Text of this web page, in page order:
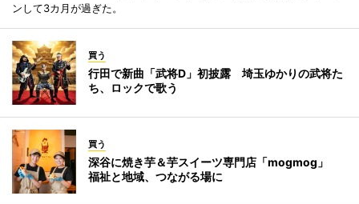
ンして3カ月が過ぎた。
買う
行田で新曲「武将D」初披露 埼玉ゆかりの武将た
ち、ロックで歌う
買う
深谷に焼き芋＆芋スイーツ専門店「mogmog」
福祉と地域、つながる場に